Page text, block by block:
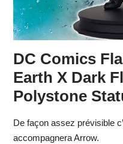
DC Comics
Earth X Dark
Polystone
De façon assez prévisible
accompagnera Arrow.